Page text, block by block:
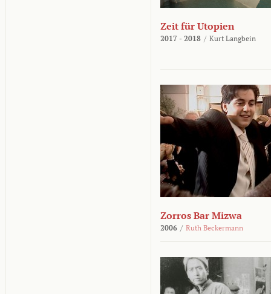
Zeit für Utopien
2017 - 2018 / Kurt Langbein
Zorros Bar Mizwa
2006 / Ruth Beckermann